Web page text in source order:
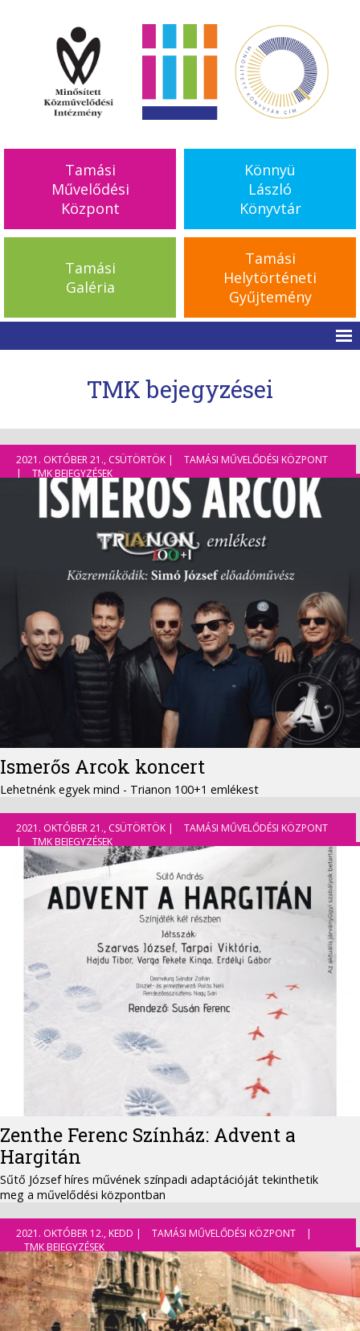
Tamási
Művelődési
Központ
Könnyü
László
Könyvtár
Tamási
Galéria
Tamási
Helytörténeti
Gyűjtemény
TMK bejegyzései
2021. OKTÓBER 21., CSÜTÖRTÖK |
TAMÁSI MŰVELŐDÉSI KÖZPONT
|
TMK BEJEGYZÉSEK
Ismerős Arcok koncert
Lehetnénk egyek mind - Trianon 100+1 emlékest
2021. OKTÓBER 21., CSÜTÖRTÖK |
TAMÁSI MŰVELŐDÉSI KÖZPONT
|
TMK BEJEGYZÉSEK
Zenthe Ferenc Színház: Advent a
Hargitán
Sűtő József híres művének színpadi adaptációját tekinthetik
meg a művelődési központban
2021. OKTÓBER 12., KEDD | TAMÁSI MŰVELŐDÉSI KÖZPONT
|
TMK BEJEGYZÉSEK